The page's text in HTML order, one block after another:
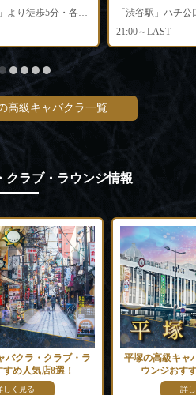
「渋谷駅」ハチ
21:00～LAST
高級キャバクラ一覧
クラブ・ラウンジ情報
バクラ・クラブ・ラ
め人気店8選！
しく見る
平塚の高級キャ
ウンジおす
詳